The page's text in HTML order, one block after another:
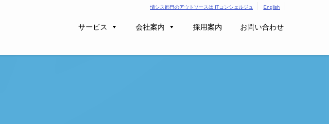
サービス 会社案内 採用案内 お問い合わせ
情シス部門のアウトソースは ITコンシェルジュ English